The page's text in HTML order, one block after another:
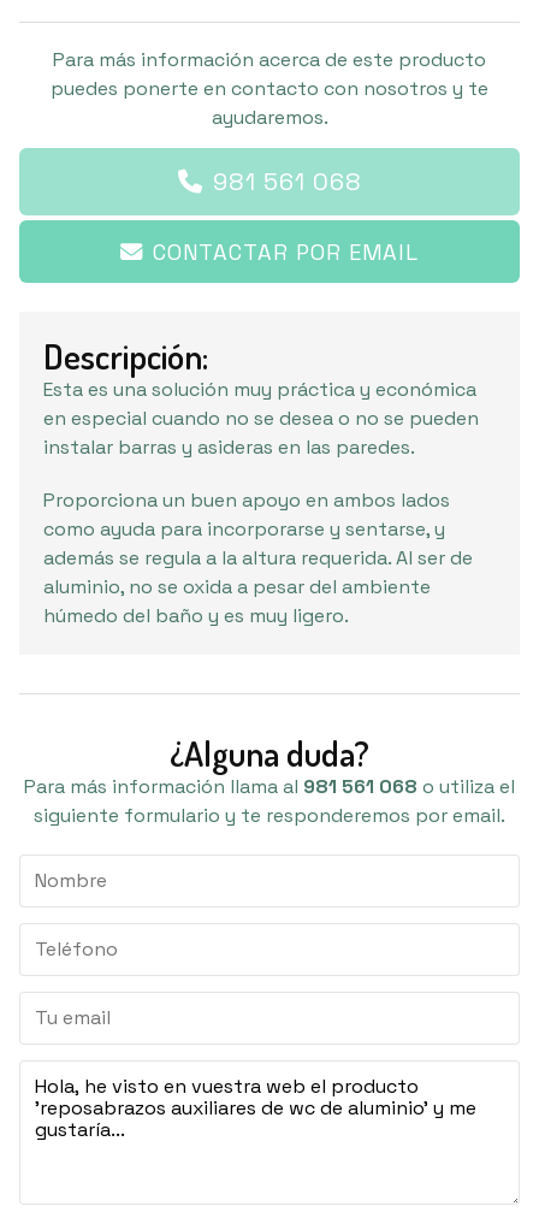
Para más información acerca de este producto
puedes ponerte en contacto con nosotros y te
ayudaremos.
981 561 068
CONTACTAR POR EMAIL
Descripción:
Esta es una solución muy práctica y económica
en especial cuando no se desea o no se pueden
instalar barras y asideras en las paredes.
Proporciona un buen apoyo en ambos lados
como ayuda para incorporarse y sentarse, y
además se regula a la altura requerida. Al ser de
aluminio, no se oxida a pesar del ambiente
húmedo del baño y es muy ligero.
¿Alguna duda?
Para más información llama al 981 561 068 o utiliza el
siguiente formulario y te responderemos por email.